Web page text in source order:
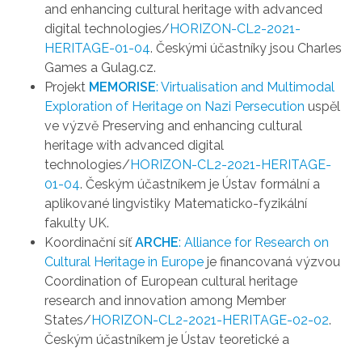
and enhancing cultural heritage with advanced
digital technologies/HORIZON-CL2-2021-
HERITAGE-01-04. Českými účastníky jsou Charles
Games a Gulag.cz.
Projekt MEMORISE: Virtualisation and Multimodal
Exploration of Heritage on Nazi Persecution uspěl
ve výzvě Preserving and enhancing cultural
heritage with advanced digital
technologies/HORIZON-CL2-2021-HERITAGE-
01-04. Českým účastníkem je Ústav formální a
aplikované lingvistiky Matematicko-fyzikální
fakulty UK.
Koordinační síťARCHE: Alliance for Research on
Cultural Heritage in Europe je financovaná výzvou
Coordination of European cultural heritage
research and innovation among Member
States/HORIZON-CL2-2021-HERITAGE-02-02.
Českým účastníkem je Ústav teoretické a